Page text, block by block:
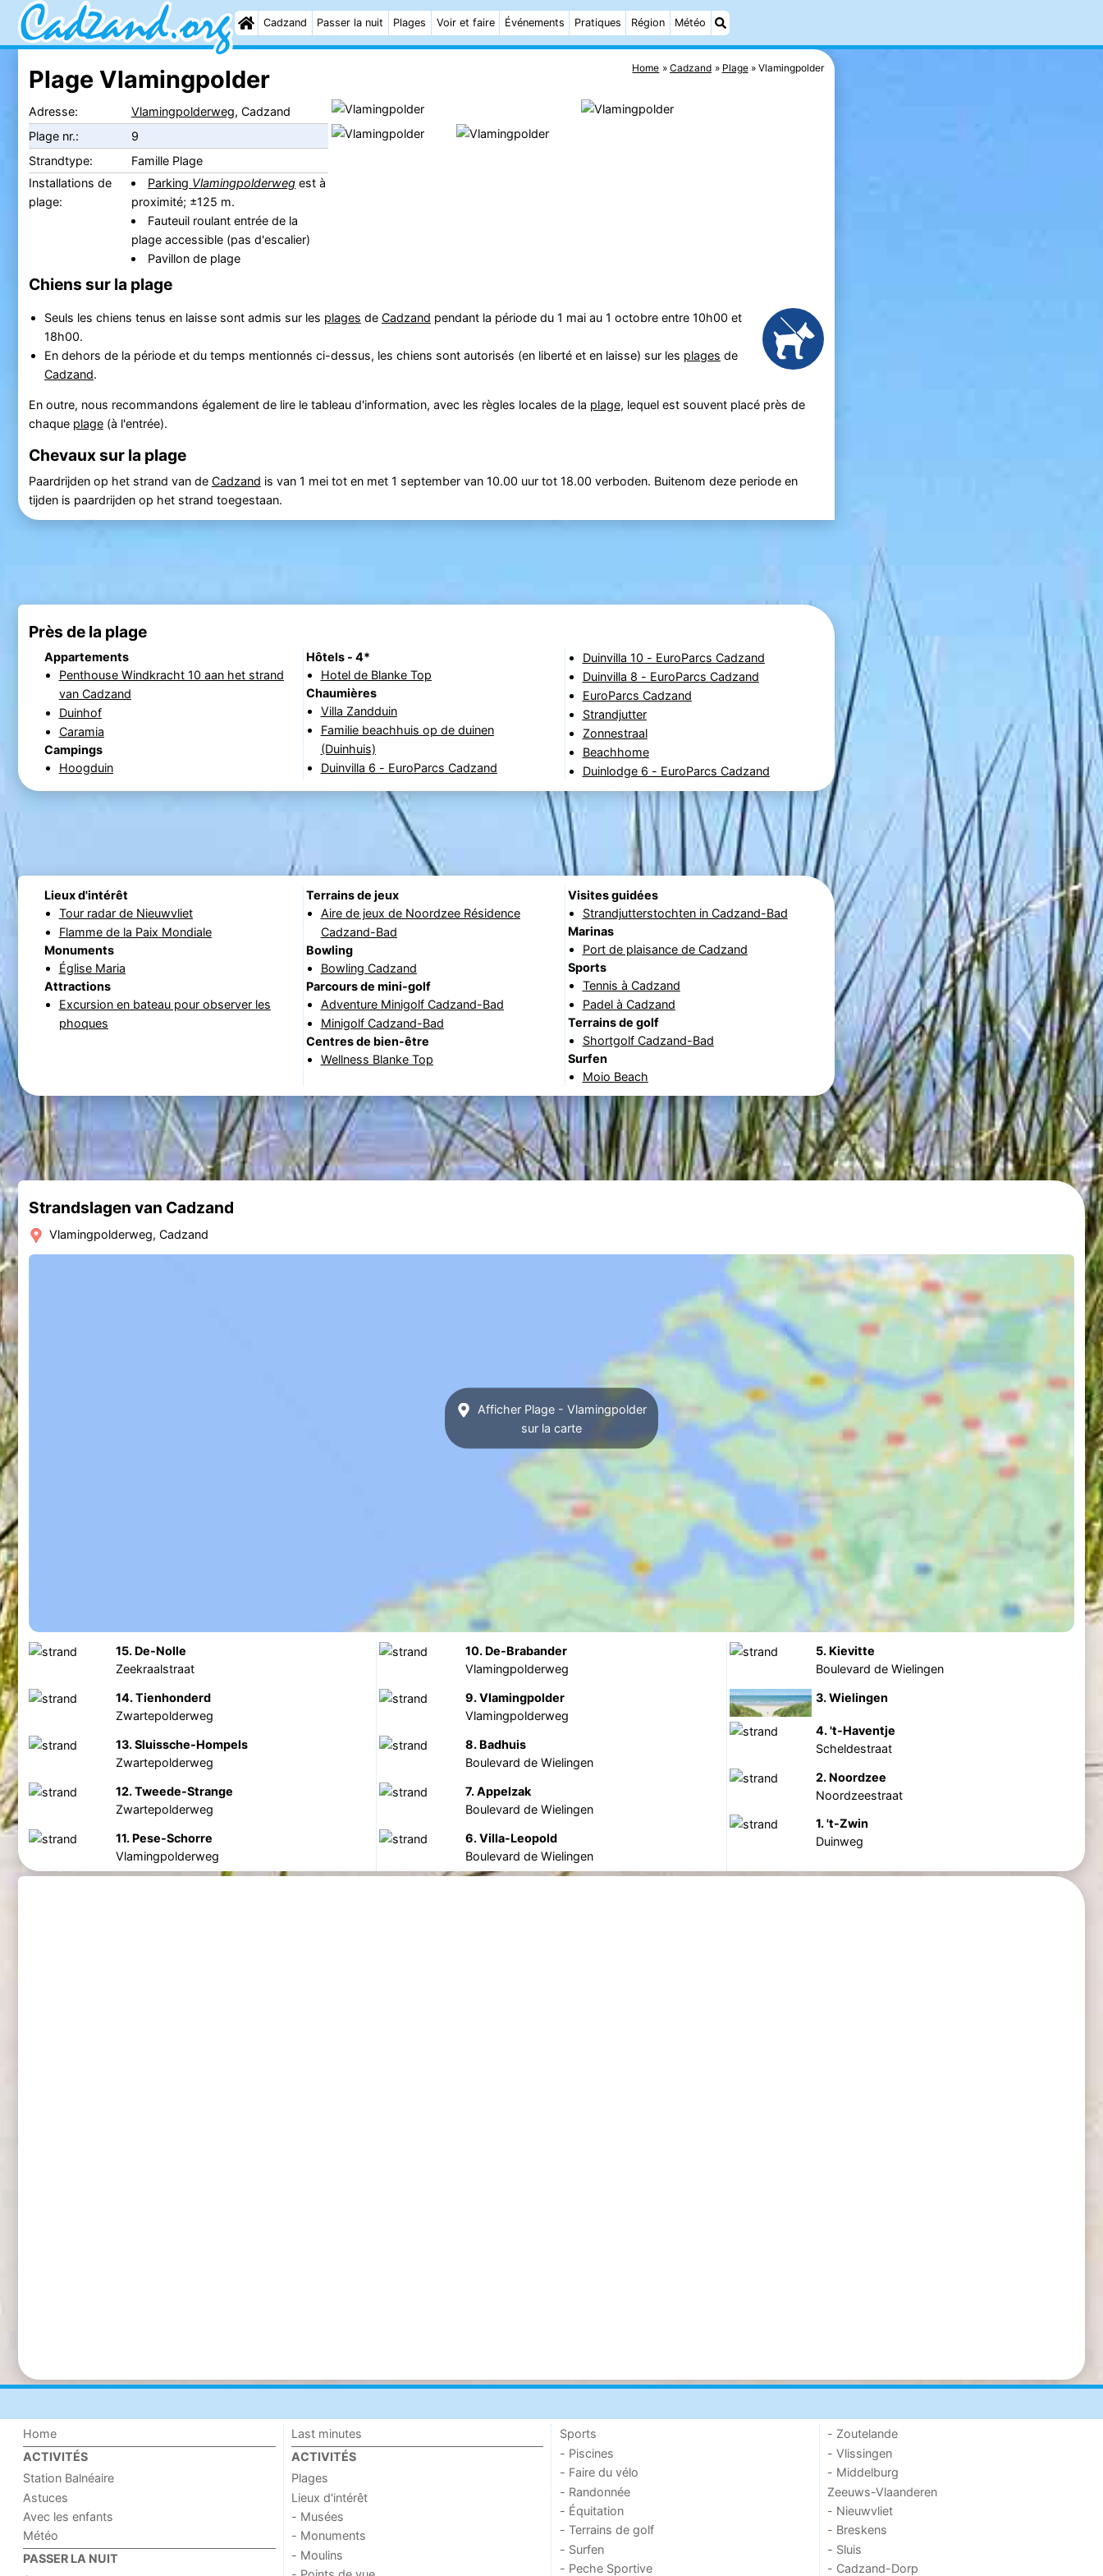
Cadzand Passer la nuit Plages Voir et faire Événements Pratiques Région Météo
Home Cadzand Plage Vlamingpolder
Plage Vlamingpolder
Adresse: Vlamingpolderweg, Cadzand
Plage nr.:
9
Strandtype:
Famille Plage
Installations de
plage:
Parking Vlamingpolderweg est à
proximité; ±125 m.
Fauteuil roulant entrée de la
plage accessible (pas d'escalier)
Pavillon de plage
Chiens sur la plage
Seuls les chiens tenus en laisse sont admis sur les plages de Cadzand pendant la période du 1 mai au 1 octobre entre 10h00 et
18h00.
En dehors de la période et du temps mentionnés ci-dessus, les chiens sont autorisés (en liberté et en laisse) sur les plages de
Cadzand.
En outre, nous recommandons également de lire le tableau d'information, avec les règles locales de la plage, lequel est souvent placé près de
chaque plage(à l'entrée).
Chevaux sur la plage
Paardrijden op het strand van de Cadzand is van 1 mei tot en met 1 september van 10.00 uur tot 18.00 verboden. Buitenom deze periode en
tijden is paardrijden op het strand toegestaan.
Près de la plage
Appartements
Penthouse Windkracht 10 aan het strand
van Cadzand
Duinhof
Caramia
Campings
Hoogduin
Hôtels - 4*
Hotel de Blanke Top
Chaumières
Villa Zandduin
Familie beachhuis op de duinen
(Duinhuis)
Duinvilla 6 - EuroParcs Cadzand
Duinvilla 10 - EuroParcs Cadzand
Duinvilla 8 - EuroParcs Cadzand
EuroParcs Cadzand
Strandjutter
Zonnestraal
Beachhome
Duinlodge 6 - EuroParcs Cadzand
Lieux d'intérêt
Tour radar de Nieuwvliet
Flamme de la Paix Mondiale
Monuments
Église Maria
Attractions
Excursion en bateau pour observer les
phoques
Terrains de jeux
Aire de jeux de Noordzee Résidence
Cadzand-Bad
Bowling
Bowling Cadzand
Parcours de mini-golf
Adventure Minigolf Cadzand-Bad
Minigolf Cadzand-Bad
Centres de bien-être
Wellness Blanke Top
Visites guidées
Strandjutterstochten in Cadzand-Bad
Marinas
Port de plaisance de Cadzand
Sports
Tennis à Cadzand
Padel à Cadzand
Terrains de golf
Shortgolf Cadzand-Bad
Surfen
Moio Beach
Strandslagen van Cadzand
Vlamingpolderweg, Cadzand
Afficher Plage - Vlamingpolder
sur la carte
15. De-Nolle
Zeekraalstraat
14. Tienhonderd
Zwartepolderweg
13. Sluissche-Hompels
Zwartepolderweg
12. Tweede-Strange
Zwartepolderweg
11. Pese-Schorre
Vlamingpolderweg
10. De-Brabander
Vlamingpolderweg
9. Vlamingpolder
Vlamingpolderweg
8. Badhuis
Boulevard de Wielingen
7. Appelzak
Boulevard de Wielingen
6. Villa-Leopold
Boulevard de Wielingen
5. Kievitte
Boulevard de Wielingen
3. Wielingen
4. 't-Haventje
Scheldestraat
2. Noordzee
Noordzeestraat
1. 't-Zwin
Duinweg
Home
ACTIVITÉS
Station Balnéaire
Astuces
Avec les enfants
Météo
PASSER LA NUIT
Last minutes
ACTIVITÉS
Plages
Lieux d'intérêt
- Musées
- Monuments
- Moulins
Sports
- Piscines
- Faire du vélo
- Randonnée
- Équitation
- Terrains de golf
- Surfen
- Peche Sportive
- Zoutelande
- Vlissingen
- Middelburg
Zeeuws-Vlaanderen
- Nieuwvliet
- Breskens
- Sluis
- Cadzand-Dorp